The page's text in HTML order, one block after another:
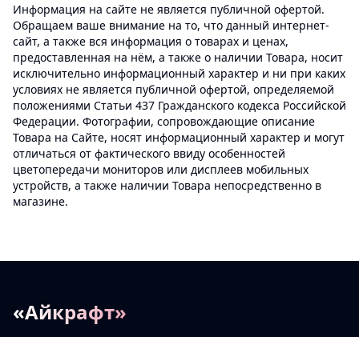
Информация на сайте не является публичной офертой.
Обращаем ваше внимание на то, что данный интернет-
сайт, а также вся информация о товарах и ценах,
предоставленная на нём, а также о наличии Товара, носит
исключительно информационный характер и ни при каких
условиях не является публичной офертой, определяемой
положениями Статьи 437 Гражданского кодекса Российской
Федерации. Фотографии, сопровождающие описание
Товара на Сайте, носят информационный характер и могут
отличаться от фактического ввиду особенностей
цветопередачи мониторов или дисплеев мобильных
устройств, а также наличии Товара непосредственно в
магазине.
«Айкрафт»